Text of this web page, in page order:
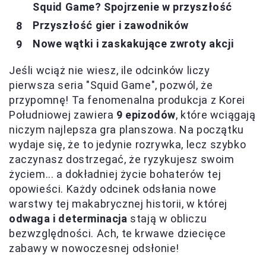
Squid Game? Spojrzenie w przyszłość
Przyszłość gier i zawodników
Nowe wątki i zaskakujące zwroty akcji
Jeśli wciąż nie wiesz, ile odcinków liczy
pierwsza seria "Squid Game", pozwól, że
przypomnę! Ta fenomenalna produkcja z Korei
Południowej zawiera 9 epizodów, które wciągają
niczym najlepsza gra planszowa. Na początku
wydaje się, że to jedynie rozrywka, lecz szybko
zaczynasz dostrzegać, że ryzykujesz swoim
życiem... a dokładniej życie bohaterów tej
opowieści. Każdy odcinek odsłania nowe
warstwy tej makabrycznej historii, w której
odwaga i determinacja stają w obliczu
bezwzględności. Ach, te krwawe dziecięce
zabawy w nowoczesnej odsłonie!